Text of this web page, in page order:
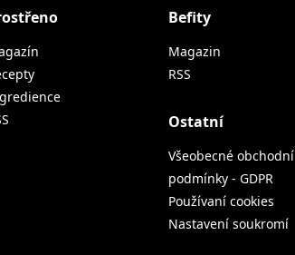
Befity
Magazin
RSS
Ostatní
Všeobecné obchodní
podmínky - GDPR
Používaní cookies
Nastavení soukromí